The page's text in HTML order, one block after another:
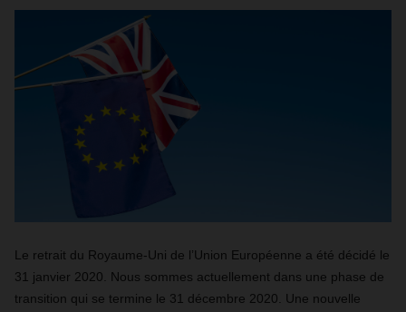
Le retrait du Royaume-Uni de l’Union Européenne a été décidé le
31 janvier 2020. Nous sommes actuellement dans une phase de
transition qui se termine le 31 décembre 2020. Une nouvelle